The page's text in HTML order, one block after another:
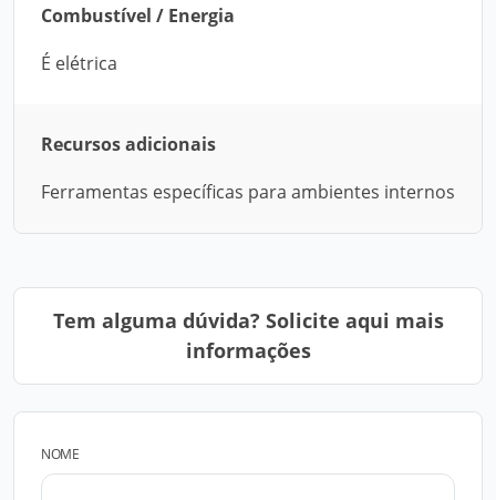
Combustível / Energia
É elétrica
Recursos adicionais
Ferramentas específicas para ambientes internos
Tem alguma dúvida? Solicite aqui mais
informações
NOME